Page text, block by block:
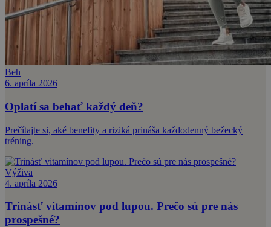
Beh
6. apríla 2026
Oplatí sa behať každý deň?
Prečítajte si, aké benefity a riziká prináša každodenný bežecký
tréning.
Výživa
4. apríla 2026
Trinásť vitamínov pod lupou. Prečo sú pre nás
prospešné?